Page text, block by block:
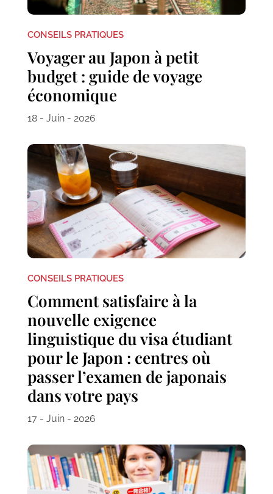
CONSEILS PRATIQUES
Voyager au Japon à petit
budget : guide de voyage
économique
18 - Juin - 2026
CONSEILS PRATIQUES
Comment satisfaire à la
nouvelle exigence
linguistique du visa étudiant
pour le Japon : centres où
passer l’examen de japonais
dans votre pays
17 - Juin - 2026